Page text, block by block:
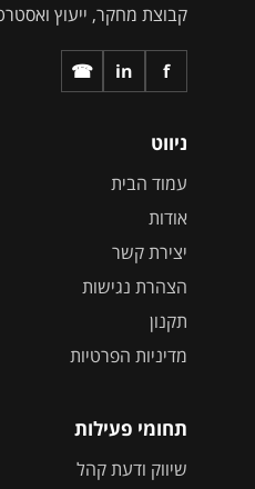
קבוצת מחקר, ייעוץ
f
in
☎
ניווט
עמוד הבית
אודות
יצירת קשר
הצהרת נגישות
תקנון
מדיניות הפרטיות
תחומי פעילות
שיווק ודעת קהל